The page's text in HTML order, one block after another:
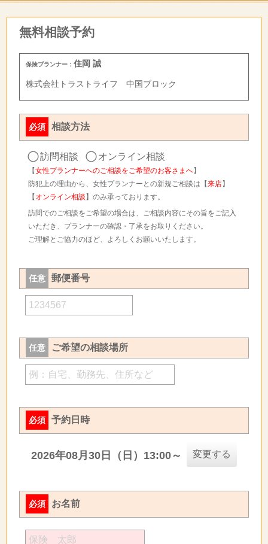
無料相談予約
保険プランナー：住岡 誠
株式会社トラストライフ 中国ブロック
必須 相談方法
訪問相談 オンライン相談
【女性プランナーへのご相談をご希望のお客さまへ】
防犯上の理由から、女性プランナーとの新規ご相談は【来店】
【 オンライン相談 】のみ承っております。
訪問でのご相談をご希望の場合は、ご相談内容にその旨をご記入
いただき、プランナーの確認・了承をお取りください。
ご理解とご協力のほど、よろしくお願いいたします。
任意 郵便番号
任意 ご希望の相談場所
必須 予約日時
2026年08月30日（日）13:00～ 変更する
必須 お名前